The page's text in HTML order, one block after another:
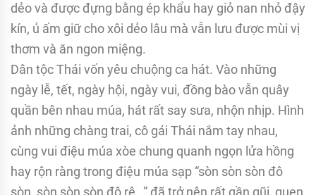
dẻo và được đựng bằng ép khẩu hay giỏ nan nhỏ đậy
kín, ủ ấm giữ cho xôi dẻo lâu mà vẫn lưu được mùi vị
thơm và ăn ngon miệng.
Dân tộc Thái vốn yêu chuộng ca hát. Vào những
ngày lễ, tết, ngày hội, ngày vui, đồng bào vẫn quây
quần bên nhau múa, hát rất say sưa, nhộn nhịp. Hình
ảnh những chàng trai, cô gái Thái nắm tay nhau,
cùng vui điệu múa xòe chung quanh ngọn lửa hồng
hay rộn ràng trong điệu múa sạp “sòn sòn sòn đô